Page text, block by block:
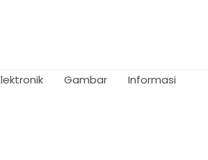
Gambar Informasi